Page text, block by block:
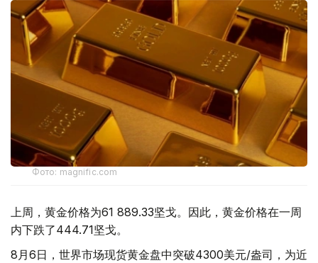
Фото: magnific.com
上周，黄金价格为61 889.33坚戈。因此，黄金价格在一周
内下跌了444.71坚戈。
8月6日，世界市场现货黄金盘中突破4300美元/盎司，为近